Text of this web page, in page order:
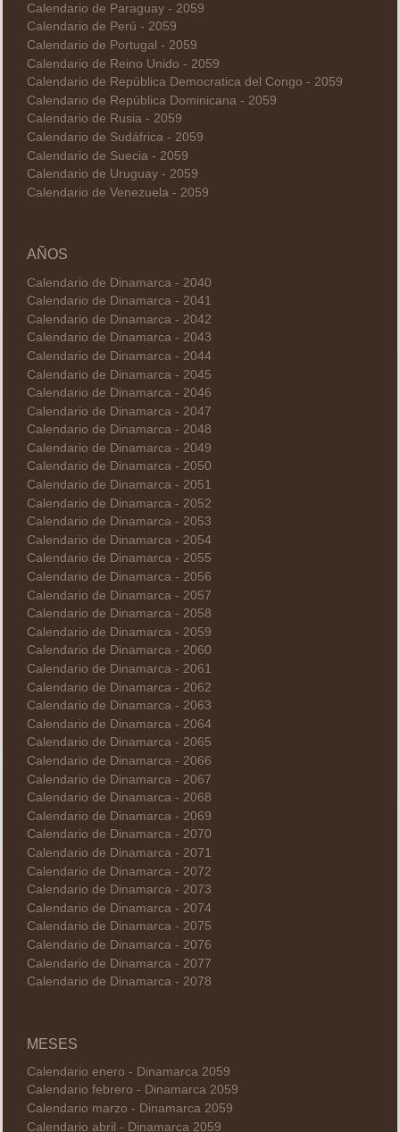
Calendario de Paraguay - 2059
Calendario de Perú - 2059
Calendario de Portugal - 2059
Calendario de Reino Unido - 2059
Calendario de República Democratica del Congo - 2059
Calendario de República Dominicana - 2059
Calendario de Rusia - 2059
Calendario de Sudáfrica - 2059
Calendario de Suecia - 2059
Calendario de Uruguay - 2059
Calendario de Venezuela - 2059
AÑOS
Calendario de Dinamarca - 2040
Calendario de Dinamarca - 2041
Calendario de Dinamarca - 2042
Calendario de Dinamarca - 2043
Calendario de Dinamarca - 2044
Calendario de Dinamarca - 2045
Calendario de Dinamarca - 2046
Calendario de Dinamarca - 2047
Calendario de Dinamarca - 2048
Calendario de Dinamarca - 2049
Calendario de Dinamarca - 2050
Calendario de Dinamarca - 2051
Calendario de Dinamarca - 2052
Calendario de Dinamarca - 2053
Calendario de Dinamarca - 2054
Calendario de Dinamarca - 2055
Calendario de Dinamarca - 2056
Calendario de Dinamarca - 2057
Calendario de Dinamarca - 2058
Calendario de Dinamarca - 2059
Calendario de Dinamarca - 2060
Calendario de Dinamarca - 2061
Calendario de Dinamarca - 2062
Calendario de Dinamarca - 2063
Calendario de Dinamarca - 2064
Calendario de Dinamarca - 2065
Calendario de Dinamarca - 2066
Calendario de Dinamarca - 2067
Calendario de Dinamarca - 2068
Calendario de Dinamarca - 2069
Calendario de Dinamarca - 2070
Calendario de Dinamarca - 2071
Calendario de Dinamarca - 2072
Calendario de Dinamarca - 2073
Calendario de Dinamarca - 2074
Calendario de Dinamarca - 2075
Calendario de Dinamarca - 2076
Calendario de Dinamarca - 2077
Calendario de Dinamarca - 2078
MESES
Calendario enero - Dinamarca 2059
Calendario febrero - Dinamarca 2059
Calendario marzo - Dinamarca 2059
Calendario abril - Dinamarca 2059